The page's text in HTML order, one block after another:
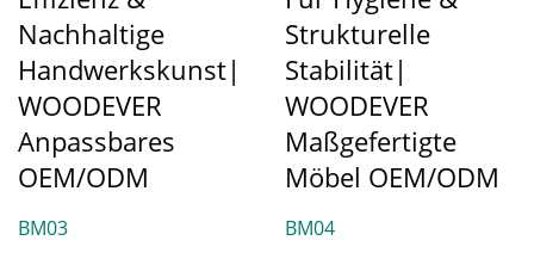
Nachhaltige
Handwerkskunst|
WOODEVER
Anpassbares
OEM/ODM
BM03
Strukturelle
Stabilität|
WOODEVER
Maßgefertigte
Möbel OEM/ODM
BM04